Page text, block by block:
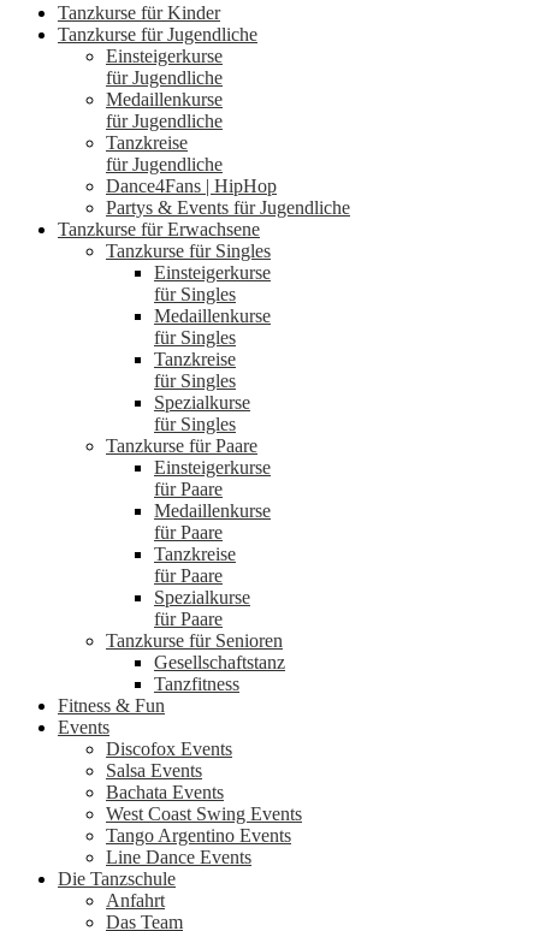
Tanzkurse für Kinder
Tanzkurse für Jugendliche
Einsteigerkurse
für Jugendliche
Medaillenkurse
für Jugendliche
Tanzkreise
für Jugendliche
Dance4Fans | HipHop
Partys & Events für Jugendliche
Tanzkurse für Erwachsene
Tanzkurse für Singles
Einsteigerkurse
für Singles
Medaillenkurse
für Singles
Tanzkreise
für Singles
Spezialkurse
für Singles
Tanzkurse für Paare
Einsteigerkurse
für Paare
Medaillenkurse
für Paare
Tanzkreise
für Paare
Spezialkurse
für Paare
Tanzkurse für Senioren
Gesellschaftstanz
Tanzfitness
Fitness & Fun
Events
Discofox Events
Salsa Events
Bachata Events
West Coast Swing Events
Tango Argentino Events
Line Dance Events
Die Tanzschule
Anfahrt
Das Team